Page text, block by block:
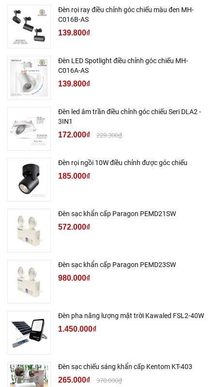
Đèn rọi ray điều chỉnh góc chiếu màu đen MH-
C016B-AS
139.800₫
Đèn LED Spotlight điều chỉnh góc chiếu MH-
C016A-AS
139.800₫
Đèn led âm trần điều chỉnh góc chiếu Seri DLA2 -
3IN1
172.000₫ 229.300₫
Đèn rọi ngồi 10W điều chỉnh được góc chiếu
185.000₫
Đèn sạc khẩn cấp Paragon PEMD21SW
572.000₫
Đèn sạc khẩn cấp Paragon PEMD23SW
980.000₫
Đèn pha năng lượng mặt trời Kawaled FSL2-40W
1.450.000₫
Đèn sạc chiếu sáng khẩn cấp Kentom KT-403
265.000₫ 370.000₫